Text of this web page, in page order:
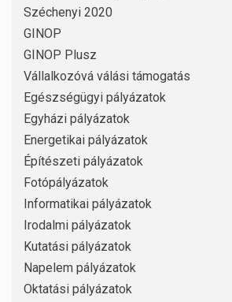
Széchenyi 2020
GINOP
GINOP Plusz
Vállalkozóvá válási támogatás
Egészségügyi pályázatok
Egyházi pályázatok
Energetikai pályázatok
Építészeti pályázatok
Fotópályázatok
Informatikai pályázatok
Irodalmi pályázatok
Kutatási pályázatok
Napelem pályázatok
Oktatási pályázatok